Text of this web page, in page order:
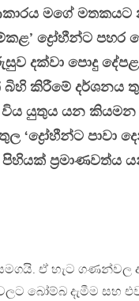
මගේ මතකයට
ද්‍රෝහීන්ට පහර
දක්වා පොදු
කිරීමේ දර්ශනය
විය යුතුය යන කියමන
‘ද්‍රෝහීන්ට පාවා
ප්‍රමාණවත්ය
ඒ හැට ගණන්වල
බෝම්බ දැමීම සහ